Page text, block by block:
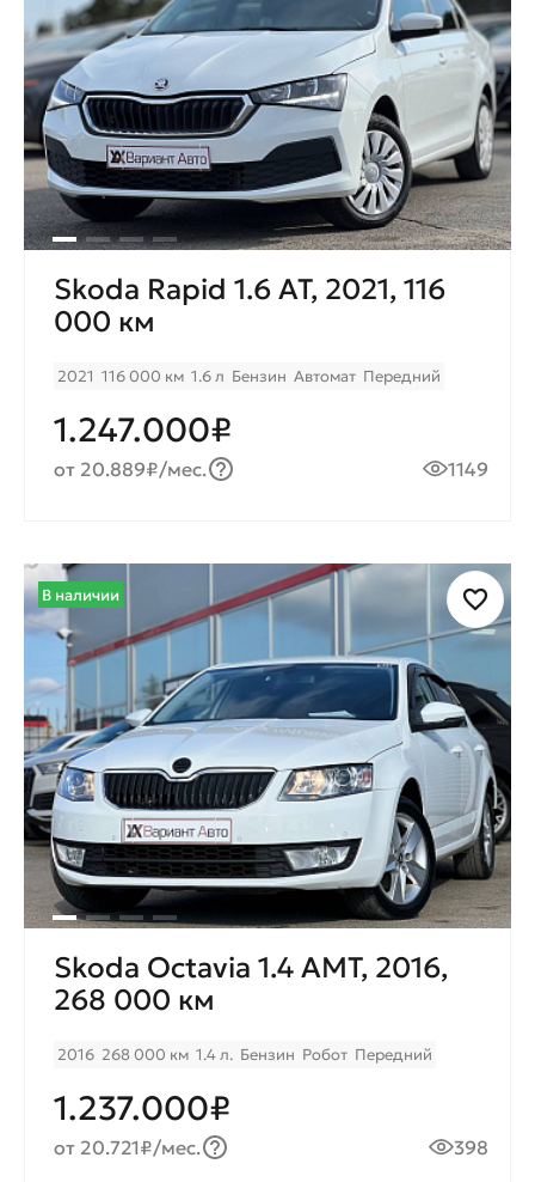
Skoda Rapid 1.6 AT, 2021, 116
000 км
2021 116 000 км 1.6 л Бензин Автомат Передний
1.247.000₽
от 20.889₽/мес. 1149
В наличии
Skoda Octavia 1.4 AMT, 2016,
268 000 км
2016 268 000 км 1.4 л. Бензин Робот Передний
1.237.000₽
от 20.721₽/мес. 398